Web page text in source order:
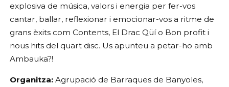
explosiva de música, valors i energia per fer-vos
cantar, ballar, reflexionar i emocionar-vos a ritme de
grans èxits com Contents, El Drac Qüí o Bon profit i
nous hits del quart disc. Us apunteu a petar-ho amb
Ambauka?!
Organitza: Agrupació de Barraques de Banyoles,